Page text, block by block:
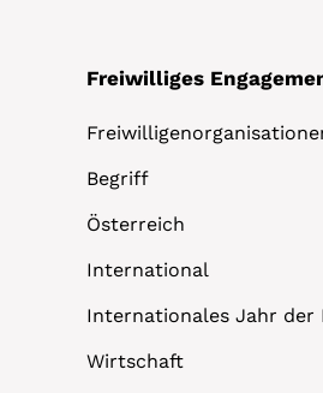
Freiwilliges
Begriff
Österreich
International
Internationales Jahr der
Wirtschaft